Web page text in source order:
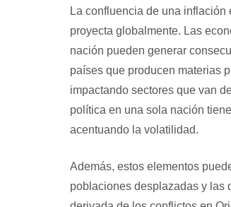
La confluencia de una
proyecta globalmente. Las
nación pueden generar
países que producen materias
impactando sectores que van
política en una sola nación
acentuando la volatilidad.
Además, estos elementos
poblaciones desplazadas y las